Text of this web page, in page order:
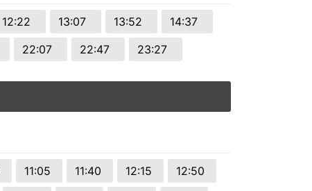
12:22 13:07 13:52
14:37
22:07 22:47 23:27
11:05 11:40 12:15
12:50